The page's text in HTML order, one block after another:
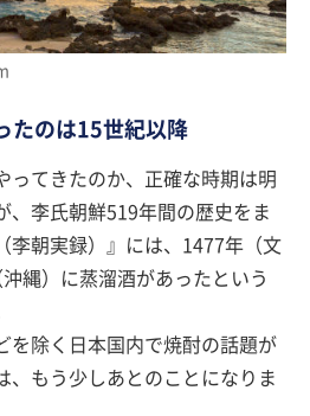
たのは15世紀以降
ってきたのか、正確な時期は明
、李氏朝鮮519年間の歴史をま
李朝実録）』には、1477年（文
縄）に蒸溜酒があったという
を除く日本国内で焼酎の話題が
、もう少しあとのことになりま